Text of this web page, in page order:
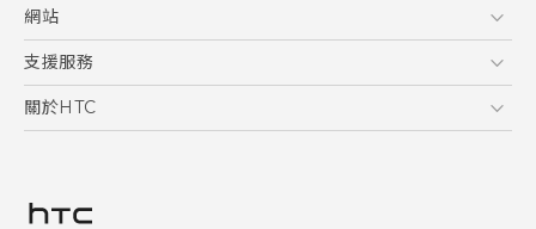
新功能(Android 7 Nougat)
5G
智能手機
區塊鍊手機
網站
HTC Dev
HTC Research
支援服務
服務中心
關於HTC
私隱政策